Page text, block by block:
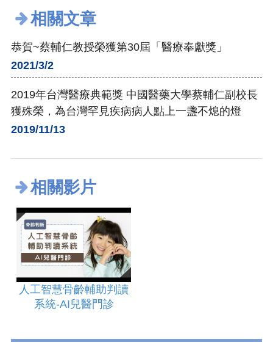
相關文章
恭賀~蔡輔仁教授榮獲第30屆「醫療奉獻獎」
2021/3/2
2019年台灣醫療典範獎 中國醫藥大學蔡輔仁副校長
獲殊榮，為台灣罕見疾病病人點上一盞不熄的燈
2019/11/13
相關影片
人工智慧骨齡輔助判讀
系統-AI兒醫門診